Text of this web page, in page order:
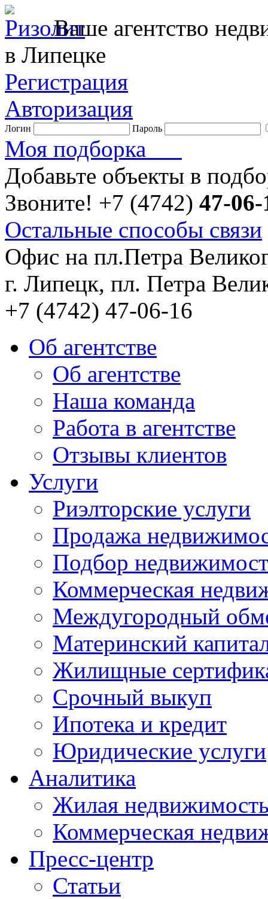
Ваше агентство
в Липецке
Регистрация
Авторизация
Логин Пароль
Моя подборка
Добавьте объекты в
Звоните! +7 (4742) 47-06-
Остальные способы связи
Офис на пл.Петра
г. Липецк, пл. Петра
+7 (4742) 47-06-16
Об агентстве
Об агентстве
Наша команда
Работа в агентстве
Отзывы клиентов
Услуги
Риэлторские услуги
Продажа
Подбор
Коммерческая
Междугородный
Материнский
Жилищные
Срочный выкуп
Ипотека и кредит
Юридические услуги
Аналитика
Жилая
Коммерческая
Пресс-центр
Статьи